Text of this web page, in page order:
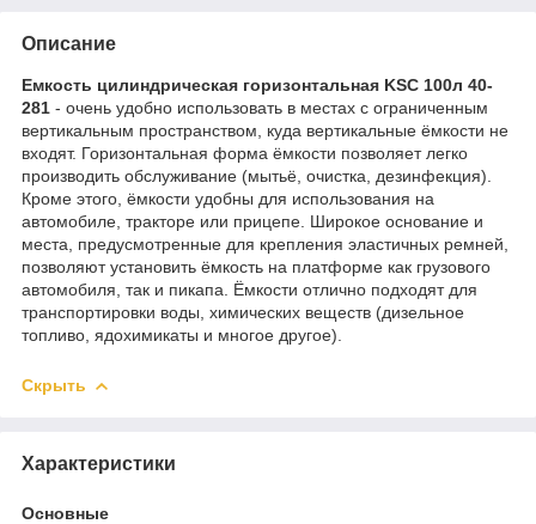
Описание
Емкость цилиндрическая горизонтальная KSC 100л 40-
281 - очень удобно использовать в местах с ограниченным
вертикальным пространством, куда вертикальные ёмкости не
входят. Горизонтальная форма ёмкости позволяет легко
производить обслуживание (мытьё, очистка, дезинфекция).
Кроме этого, ёмкости удобны для использования на
автомобиле, тракторе или прицепе. Широкое основание и
места, предусмотренные для крепления эластичных ремней,
позволяют установить ёмкость на платформе как грузового
автомобиля, так и пикапа. Ёмкости отлично подходят для
транспортировки воды, химических веществ (дизельное
топливо, ядохимикаты и многое другое).
Скрыть
Характеристики
Основные